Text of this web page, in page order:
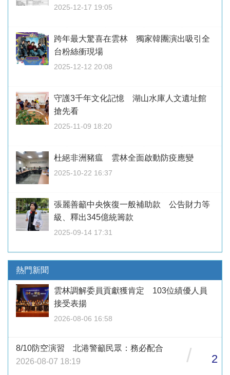
2025-12-17 19:05
跨年最大驚喜在雲林 獨家韓團演出吸引全
台粉絲衝現場
2025-12-12 20:08
守護3千年文化記憶 湖山水庫人文遺址館
搶先看
2025-11-09 18:20
杜絕非洲豬瘟 雲林全面啟動防疫應變
2025-10-22 16:37
張麗善籲中央恢復一般補助款 公告財力等
級、釋出345億統籌款
2025-09-14 17:31
熱門新聞
雲林調解委員貢獻獲肯定 103位績優人員
接受表揚
2026-08-06 16:58
8/10防空演習 北港警籲民眾：務必配合
2026-08-07 18:19
/ 2